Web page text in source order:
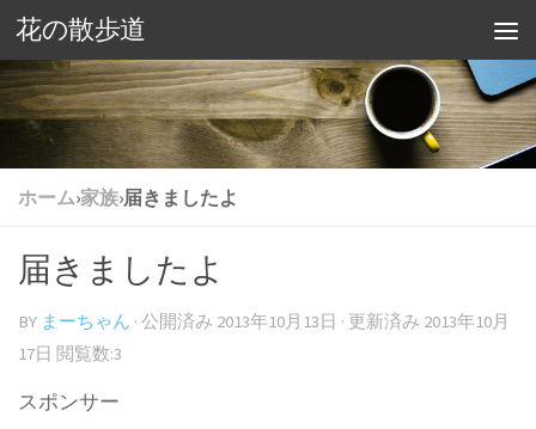
花の散歩道
ホーム›家族›届きましたよ
届きましたよ
BY まーちゃん · 公開済み 2013年10月13日 · 更新済み 2013年10月
17日 閲覧数:3
スポンサー